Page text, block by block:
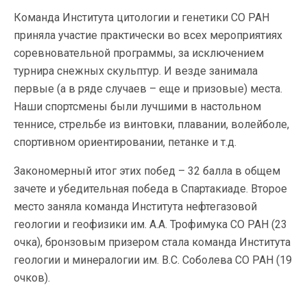
Команда Института цитологии и генетики СО РАН
приняла участие практически во всех мероприятиях
соревновательной программы, за исключением
турнира снежных скульптур. И везде занимала
первые (а в ряде случаев – еще и призовые) места.
Наши спортсмены были лучшими в настольном
теннисе, стрельбе из винтовки, плавании, волейболе,
спортивном ориентировании, петанке и т.д.
Закономерный итог этих побед – 32 балла в общем
зачете и убедительная победа в Спартакиаде. Второе
место заняла команда Института нефтегазовой
геологии и геофизики им. А.А. Трофимука СО РАН (23
очка), бронзовым призером стала команда Института
геологии и минералогии им. В.С. Соболева СО РАН (19
очков).